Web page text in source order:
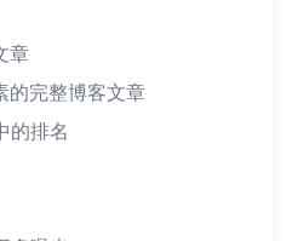
章
的完整博客文章
的排名